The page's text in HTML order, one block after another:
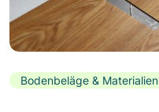
Bodenbeläge & Materialien